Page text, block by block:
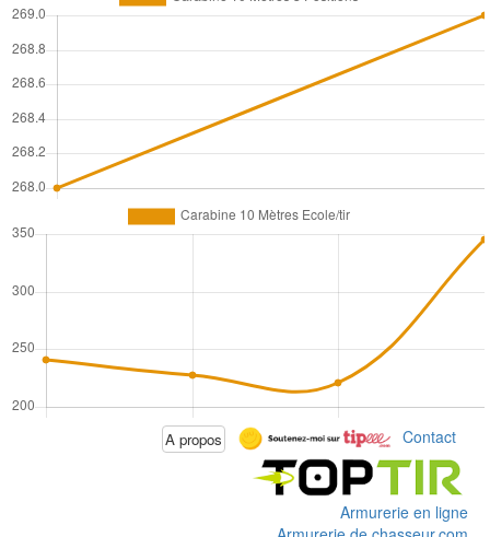
A propos Contact
Armurerie en ligne